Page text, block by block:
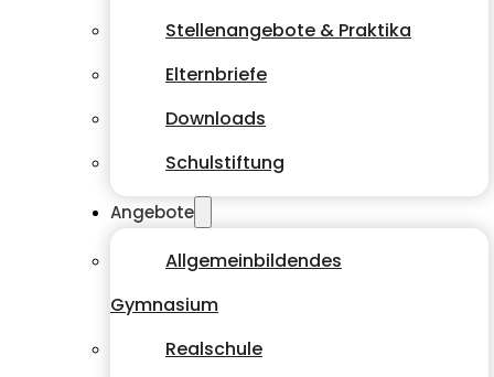
Stellenangebote & Praktika
Elternbriefe
Downloads
Schulstiftung
Angebote
Allgemeinbildendes
Gymnasium
Realschule